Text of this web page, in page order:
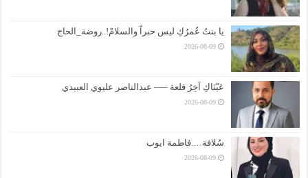
يا بنتُ عُمرُكِ ليس حبراً والسلامْ!..روضة_الحاج
2026-08-09
عَيْنَاكِ آخِرُ قلعة —– عبدالناصر عليوي العبيدي
2026-08-09
سُلافة….فاطمة ايوب
2026-08-09